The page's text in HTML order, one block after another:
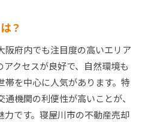
値に及ぼす影響
宣伝方法
ポイント
動産売却の秘訣
めの販売戦略
？
阪府内でも注目度の高いエリア
クセスが良好で、自然環境も
帯を中心に人気があります。特
機関の利便性が高いことが、
力です。寝屋川市の不動産売却